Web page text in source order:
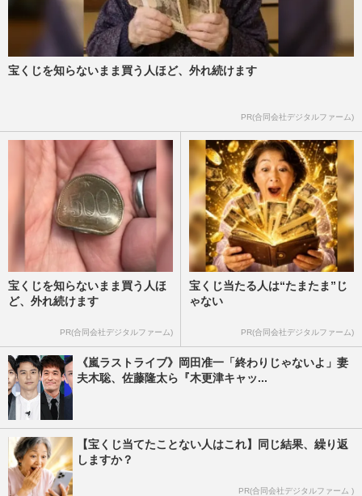
宝くじを知らないまま買う人ほど、外れ続けます
PR(合同会社デジタルファーム)
宝くじを知らないまま買う人ほ
ど、外れ続けます
PR(合同会社デジタルファーム)
宝くじ当たる人は“たまたま”じ
ゃない
PR(合同会社デジタルファーム)
《嵐ラストライブ》岡田准一「終わりじゃないよ」妻
夫木聡、佐藤隆太ら『木更津キャッ...
【宝くじ当てたことない人はこれ】同じ結果、繰り返
しますか？
PR(合同会社デジタルファーム )